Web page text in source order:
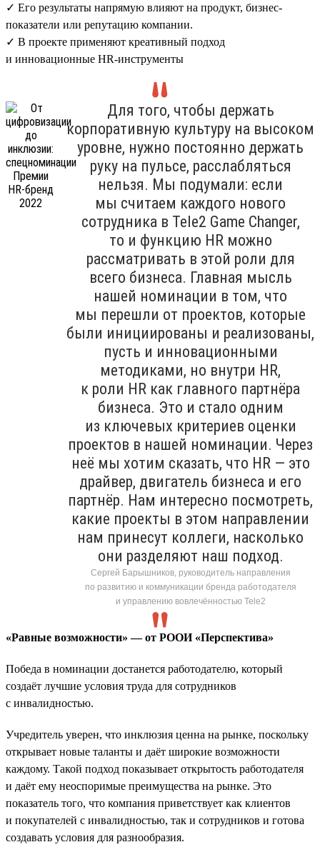
✓ Его результаты напрямую влияют на продукт, бизнес-
показатели или репутацию компании.
✓ В проекте применяют креативный подход
и инновационные HR-инструменты
Для того, чтобы держать
корпоративную культуру на высоком
уровне, нужно постоянно держать
руку на пульсе, расслабляться
нельзя. Мы подумали: если
мы считаем каждого нового
сотрудника в Tele2 Game Changer,
то и функцию HR можно
рассматривать в этой роли для
всего бизнеса. Главная мысль
нашей номинации в том, что
мы перешли от проектов, которые
были инициированы и реализованы,
пусть и инновационными
методиками, но внутри HR,
к роли HR как главного партнёра
бизнеса. Это и стало одним
из ключевых критериев оценки
проектов в нашей номинации. Через
неё мы хотим сказать, что HR — это
драйвер, двигатель бизнеса и его
партнёр. Нам интересно посмотреть,
какие проекты в этом направлении
нам принесут коллеги, насколько
они разделяют наш подход.
Сергей Барышников, руководитель направления
по развитию и коммуникации бренда работодателя
и управлению вовлечённостью Tele2
«Равные возможности» — от РООИ «Перспектива»
Победа в номинации достанется работодателю, который
создаёт лучшие условия труда для сотрудников
с инвалидностью.
Учредитель уверен, что инклюзия ценна на рынке, поскольку
открывает новые таланты и даёт широкие возможности
каждому. Такой подход показывает открытость работодателя
и даёт ему неоспоримые преимущества на рынке. Это
показатель того, что компания приветствует как клиентов
и покупателей с инвалидностью, так и сотрудников и готова
создавать условия для разнообразия.